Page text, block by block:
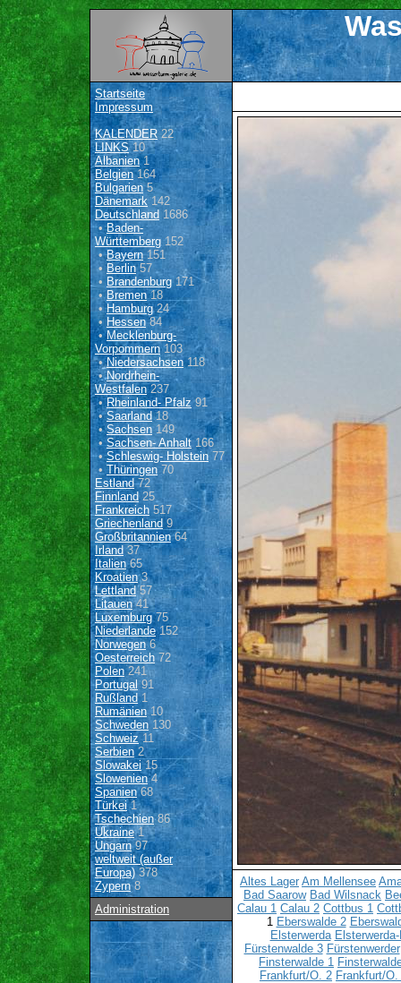
Startseite
Impressum
KALENDER22
LINKS10
Albanien1
Belgien164
Bulgarien 5
Dänemark142
Deutschland 1686
•Baden-
Württemberg 152
•Bayern151
•Berlin57
• Brandenburg171
• Bremen18
•Hamburg24
• Hessen84
•Mecklenburg-
Vorpommern103
•Niedersachsen 118
•Nordrhein-
Westfalen237
•Rheinland- Pfalz 91
•Saarland18
•Sachsen 149
•Sachsen- Anhalt166
•Schleswig- Holstein 77
• Thüringen 70
Estland72
Finnland25
Frankreich 517
Griechenland 9
Großbritannien64
Irland 37
Italien65
Kroatien3
Lettland57
Litauen41
Luxemburg75
Niederlande152
Norwegen6
Oesterreich 72
Polen241
Portugal 91
Rußland1
Rumänien10
Schweden 130
Schweiz 11
Serbien 2
Slowakei 15
Slowenien4
Spanien68
Türkei1
Tschechien86
Ukraine1
Ungarn97
weltweit (außer
Europa)378
Zypern8
Administration
Altes Lager Am Mellensee
Bad Saarow Bad Wilsnack
Calau 1 Calau 2 Cottbus 1
1 Eberswalde 2
Elsterwerda
Fürstenwalde 3 Fürstenwerder
Finsterwalde 1
Frankfurt/O. 2 Frankfurt/O.